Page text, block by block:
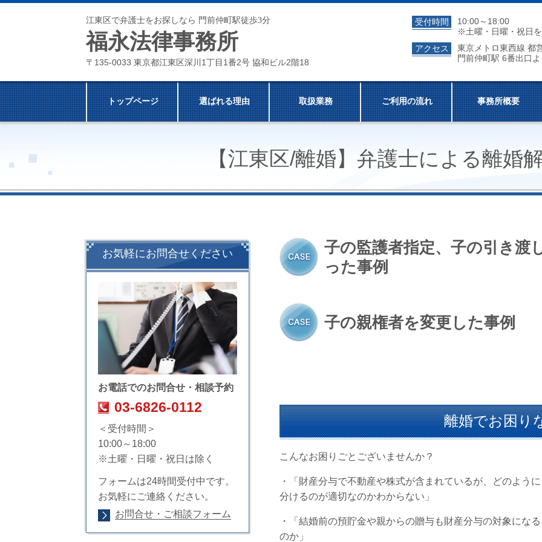
江東区で弁護士をお探しなら 門前仲町駅徒歩3分
福永法律事務所
〒135-0033 東京都江東区深川1丁目1番2号 協和ビル2階18
受付時間
10:00～18:00
※土曜・日曜・祝日
アクセス
東京メトロ東西線 都
門前仲町駅 6番出口
トップページ 選ばれる理由 取扱業務 ご利用の流れ 事務所概要
【江東区/離婚】弁護士による離婚
子の監護者指定、子の引き渡
った事例
子の親権者を変更した事例
離婚でお困り
こんなお困りごとございませんか？
・「財産分与で不動産や株式が含まれているが、どのように
分けるのが適切なのかわからない」
・「結婚前の預貯金や親からの贈与も財産分与の対象になる
のか」
お気軽にお問合せください
お電話でのお問合せ・相談予約
03-6826-0112
＜受付時間＞
10:00～18:00
※土曜・日曜・祝日は除く
フォームは24時間受付中です。
お気軽にご連絡ください。
お問合せ・ご相談フォーム